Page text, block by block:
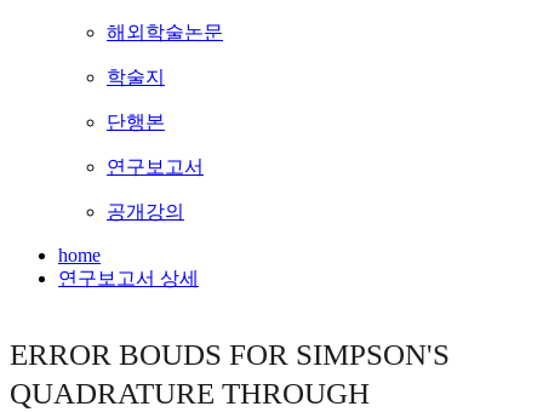
해외학술논문
학술지
단행본
연구보고서
공개강의
home
연구보고서 상세
ERROR BOUDS FOR SIMPSON'S
QUADRATURE THROUGH